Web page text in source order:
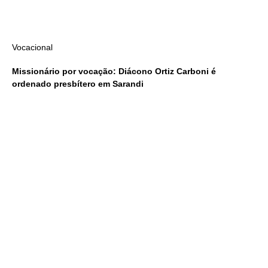
Vocacional
Missionário por vocação: Diácono Ortiz Carboni é
ordenado presbítero em Sarandi